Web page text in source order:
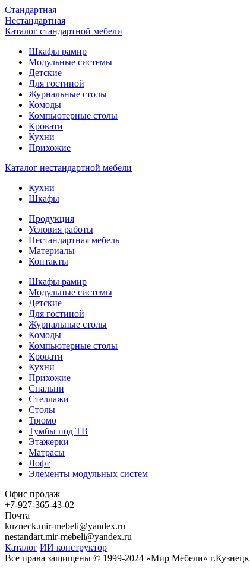
Стандартная
Нестандартная
Каталог стандартной мебели
Шкафы рамир
Модульные системы
Детские
Для гостиной
Журнальные столы
Комоды
Компьютерные столы
Кровати
Кухни
Прихожие
Каталог нестандартной мебели
Кухни
Шкафы
Продукция
Условия работы
Нестандартная мебель
Материалы
Контакты
Шкафы рамир
Модульные системы
Детские
Для гостиной
Журнальные столы
Комоды
Компьютерные столы
Кровати
Кухни
Прихожие
Спальни
Стеллажи
Столы
Трюмо
Тумбы под ТВ
Этажерки
Матрасы
Лофт
Элементы модульных систем
Офис продаж
+7-927-365-43-02
Почта
kuzneck.mir-mebeli@yandex.ru
nestandart.mir-mebeli@yandex.ru
Каталог ИИ конструктор
Все права защищены © 1999-2024 «Мир Мебели» г.Кузнецк